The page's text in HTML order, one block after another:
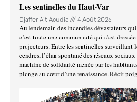
Les sentinelles du Haut-Var
Djaffer Ait Aoudia 4 Août 2026
Au lendemain des incendies dévastateurs
c’est toute une communauté qui s’est
projecteurs. Entre les sentinelles surveillant
cendres, l’élan spontané des réseaux
machine de solidarité menée par les
plonge au cœur d’une renaissance. Récit